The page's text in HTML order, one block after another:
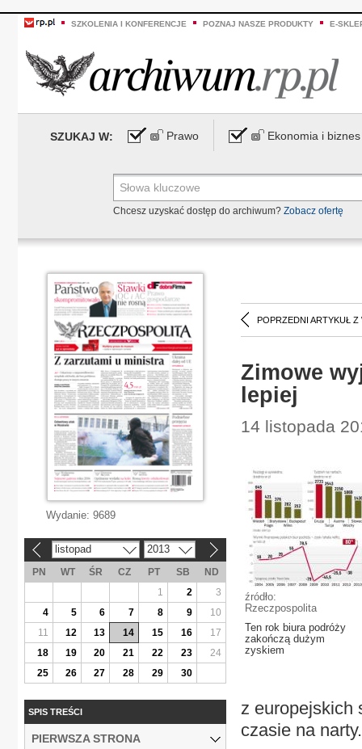
SZKOLENIA I KONFERENCJE POZNAJ NASZE PRODUKTY E-
SZUKAJ W: Prawo Ekonomia i biznes
Chcesz uzyskać dostęp do archiwum? Zobacz ofertę
POPRZEDNI ARTYKUŁ Z
Zimowe
lepiej
14 listopada
źródło:
Rzeczpospolita
Ten rok biura podróży
zakończą dużym
zyskiem
z europejskich
czasie na narty.
Wydanie: 9689
listopad 2013
PN WT ŚR CZ PT SB
ND
1
2
3
4
5 6 7 8 9
10
11
12 13 14 15 16
17
18
19 20 21 22 23
24
25
26 27 28 29 30
SPIS TREŚCI
PIERWSZA STRONA